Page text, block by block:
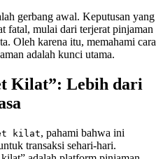
gerbang awal. Keputusan yang
fatal, mulai dari terjerat pinjaman
Oleh karena itu, memahami cara
adalah kunci utama.
Kilat”: Lebih dari
kilat, pahami bahwa ini
transaksi sehari-hari.